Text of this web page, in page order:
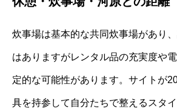
炊事場は基本的な共同炊事場があり
はありますがレンタル品の充実度や
定的な可能性があります。サイトが
具を持参して自分たちで整えるスタ